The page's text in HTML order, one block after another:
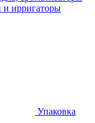
и ирригаторы
Упаковка